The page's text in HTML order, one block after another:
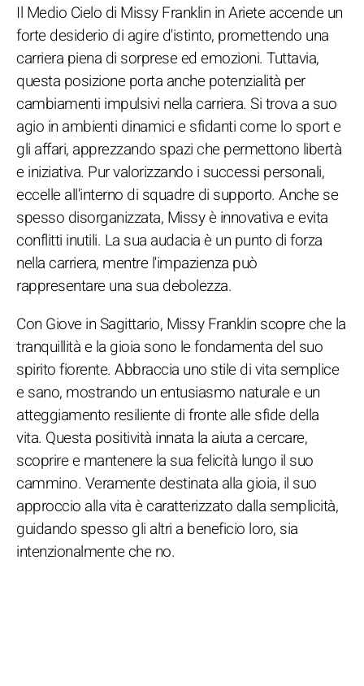
Il Medio Cielo di Missy Franklin in Ariete accende un
forte desiderio di agire d'istinto, promettendo una
carriera piena di sorprese ed emozioni. Tuttavia,
questa posizione porta anche potenzialità per
cambiamenti impulsivi nella carriera. Si trova a suo
agio in ambienti dinamici e sfidanti come lo sport e
gli affari, apprezzando spazi che permettono libertà
e iniziativa. Pur valorizzando i successi personali,
eccelle all'interno di squadre di supporto. Anche se
spesso disorganizzata, Missy è innovativa e evita
conflitti inutili. La sua audacia è un punto di forza
nella carriera, mentre l'impazienza può
rappresentare una sua debolezza.
Con Giove in Sagittario, Missy Franklin scopre che la
tranquillità e la gioia sono le fondamenta del suo
spirito fiorente. Abbraccia uno stile di vita semplice
e sano, mostrando un entusiasmo naturale e un
atteggiamento resiliente di fronte alle sfide della
vita. Questa positività innata la aiuta a cercare,
scoprire e mantenere la sua felicità lungo il suo
cammino. Veramente destinata alla gioia, il suo
approccio alla vita è caratterizzato dalla semplicità,
guidando spesso gli altri a beneficio loro, sia
intenzionalmente che no.